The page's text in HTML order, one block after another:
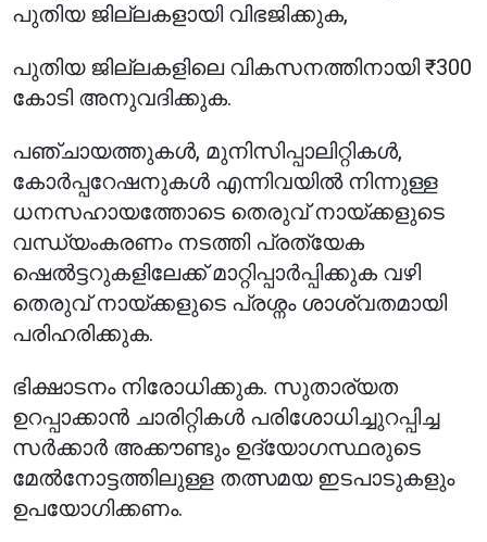
പുതിയ ജില്ലകളായി വിഭജിക്കുക,
പുതിയ ജില്ലകളിലെ വികസനത്തിനായി ₹300
കോടി അനുവദിക്കുക.
പഞ്ചായത്തുകൾ, മുനിസിപ്പാലിറ്റികൾ,
കോർപ്പറേഷനുകൾ എന്നിവയിൽ നിന്നുള്ള
ധനസഹായത്തോടെ തെരുവ് നായ്ക്കളുടെ
വന്ധ്യംകരണം നടത്തി പ്രത്യേക
ഷെൽട്ടറുകളിലേക്ക് മാറ്റിപ്പാർപ്പിക്കുക വഴി
തെരുവ് നായ്ക്കളുടെ പ്രശ്നം ശാശ്വതമായി
പരിഹരിക്കുക.
ഭിക്ഷാടനം നിരോധിക്കുക. സുതാര്യത
ഉറപ്പാക്കാൻ ചാരിറ്റികൾ പരിശോധിച്ചുറപ്പിച്ച
സർക്കാർ അക്കൗണ്ടും ഉദ്യോഗസ്ഥരുടെ
മേൽനോട്ടത്തിലുള്ള തത്സമയ ഇടപാടുകളും
ഉപയോഗിക്കണം.